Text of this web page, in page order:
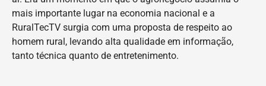
mais importante lugar na economia nacional e a
RuralTecTV surgia com uma proposta de respeito ao
homem rural, levando alta qualidade em informação,
tanto técnica quanto de entretenimento.